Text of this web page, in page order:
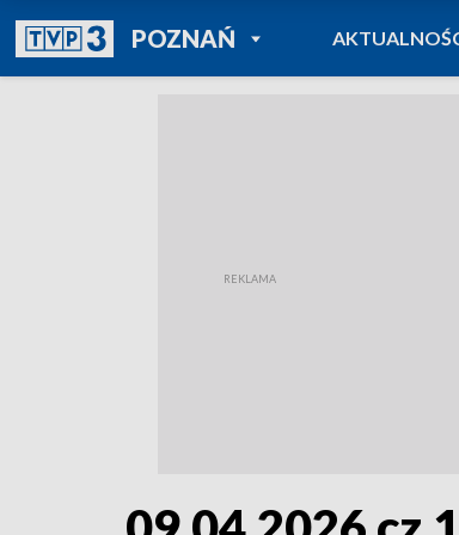
POZNAŃPOWRÓT DO
TVP REGIONY